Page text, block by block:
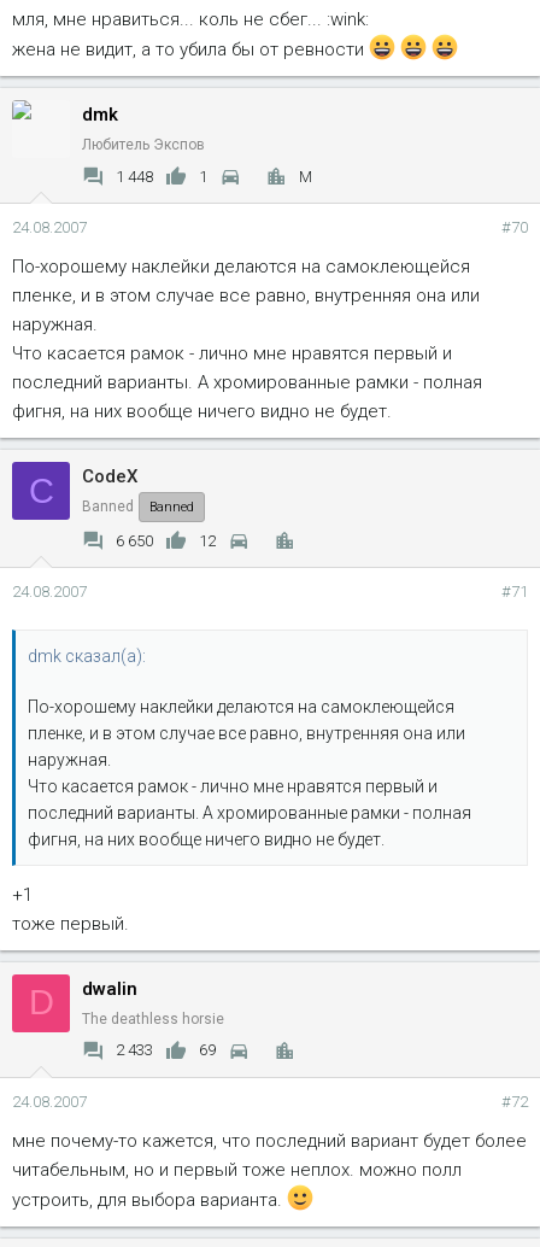
мля, мне нравиться... коль не сбег... :wink:
жена не видит, а то убила бы от ревности
dmk
Любитель Экспов
1 448 1 M
24.08.2007 #70
По-хорошему наклейки делаются на самоклеющейся
пленке, и в этом случае все равно, внутренняя она или
наружная.
Что касается рамок - лично мне нравятся первый и
последний варианты. А хромированные рамки - полная
фигня, на них вообще ничего видно не будет.
C CodeX
Banned Banned
6 650 12
24.08.2007 #71
dmk сказал(а):
По-хорошему наклейки делаются на самоклеющейся
пленке, и в этом случае все равно, внутренняя она или
наружная.
Что касается рамок - лично мне нравятся первый и
последний варианты. А хромированные рамки - полная
фигня, на них вообще ничего видно не будет.
+1
тоже первый.
D dwalin
The deathless horsie
2 433 69
24.08.2007 #72
мне почему-то кажется, что последний вариант будет более
читабельным, но и первый тоже неплох. можно полл
устроить, для выбора варианта.